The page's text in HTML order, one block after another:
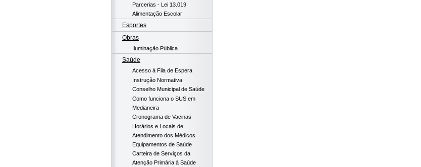
Parcerias - Lei 13.019
Alimentação Escolar
Esportes
Obras
Iluminação Pública
Saúde
Acesso à Fila de Espera
Instrução Normativa
Conselho Municipal de Saúde
Como funciona o SUS em
Medianeira
Cronograma de Vacinas
Horários e Locais de
Atendimento dos Médicos
Equipamentos de Saúde
Carteira de Serviços da
Atenção Primária à Saúde